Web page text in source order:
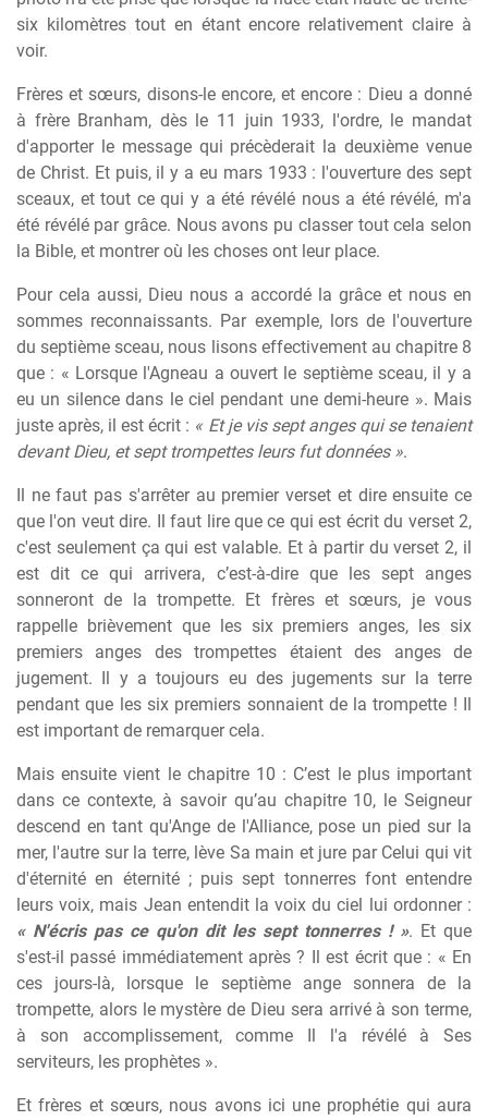
six kilomètres tout en étant encore relativement claire à
voir.
Frères et sœurs, disons-le encore, et encore : Dieu a donné
à frère Branham, dès le 11 juin 1933, l'ordre, le mandat
d'apporter le message qui précèderait la deuxième venue
de Christ. Et puis, il y a eu mars 1933 : l'ouverture des sept
sceaux, et tout ce qui y a été révélé nous a été révélé, m'a
été révélé par grâce. Nous avons pu classer tout cela selon
la Bible, et montrer où les choses ont leur place.
Pour cela aussi, Dieu nous a accordé la grâce et nous en
sommes reconnaissants. Par exemple, lors de l'ouverture
du septième sceau, nous lisons effectivement au chapitre 8
que : « Lorsque l'Agneau a ouvert le septième sceau, il y a
eu un silence dans le ciel pendant une demi-heure ». Mais
juste après, il est écrit : « Et je vis sept anges qui se tenaient
devant Dieu, et sept trompettes leurs fut données ».
Il ne faut pas s'arrêter au premier verset et dire ensuite ce
que l'on veut dire. Il faut lire que ce qui est écrit du verset 2,
c'est seulement ça qui est valable. Et à partir du verset 2, il
est dit ce qui arrivera, c’est-à-dire que les sept anges
sonneront de la trompette. Et frères et sœurs, je vous
rappelle brièvement que les six premiers anges, les six
premiers anges des trompettes étaient des anges de
jugement. Il y a toujours eu des jugements sur la terre
pendant que les six premiers sonnaient de la trompette ! Il
est important de remarquer cela.
Mais ensuite vient le chapitre 10 : C’est le plus important
dans ce contexte, à savoir qu’au chapitre 10, le Seigneur
descend en tant qu'Ange de l'Alliance, pose un pied sur la
mer, l'autre sur la terre, lève Sa main et jure par Celui qui vit
d'éternité en éternité ; puis sept tonnerres font entendre
leurs voix, mais Jean entendit la voix du ciel lui ordonner :
« N'écris pas ce qu'on dit les sept tonnerres ! ». Et que
s'est-il passé immédiatement après ? Il est écrit que : « En
ces jours-là, lorsque le septième ange sonnera de la
trompette, alors le mystère de Dieu sera arrivé à son terme,
à son accomplissement, comme Il l'a révélé à Ses
serviteurs, les prophètes ».
Et frères et sœurs, nous avons ici une prophétie qui aura